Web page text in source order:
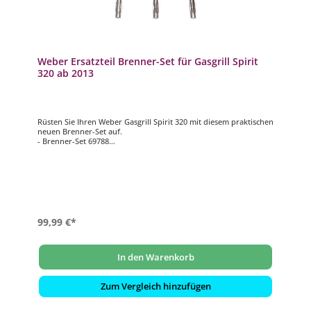
Weber Ersatzteil Brenner-Set für Gasgrill Spirit
320 ab 2013
Rüsten Sie Ihren Weber Gasgrill Spirit 320 mit diesem praktischen
neuen Brenner-Set auf.
- Brenner-Set 69788
99,99 €*
In den Warenkorb
Zum Vergleich hinzufügen